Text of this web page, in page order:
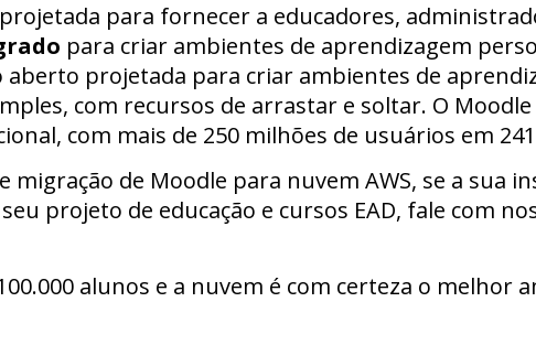
para fornecer a educadores,
para criar ambientes de aprendizagem
projetada para criar ambientes de
com recursos de arrastar e soltar. O Moodle
com mais de 250 milhões de usuários em
de Moodle para nuvem AWS, se a sua
projeto de educação e cursos EAD, fale com
alunos e a nuvem é com certeza o melhor